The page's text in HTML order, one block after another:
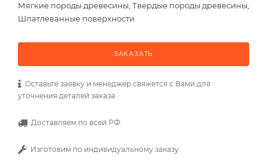
Мягкие породы древесины, Твердые породы древесины,
Шпатлеванные поверхности
ЗАКАЗАТЬ
Оставьте заявку и менеджер свяжется с Вами для
уточнения деталей заказа.
Доставляем по всей РФ.
Изготовим по индивидуальному заказу.